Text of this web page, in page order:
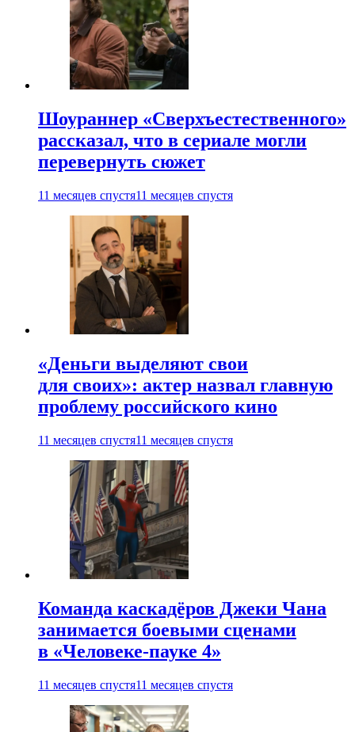
Шоураннер «Сверхъестественного»
рассказал, что в сериале могли
перевернуть сюжет
11 месяцев спустя11 месяцев спустя
«Деньги выделяют свои
для своих»: актер назвал главную
проблему российского кино
11 месяцев спустя11 месяцев спустя
Команда каскадёров Джеки Чана
занимается боевыми сценами
в «Человеке-пауке 4»
11 месяцев спустя11 месяцев спустя